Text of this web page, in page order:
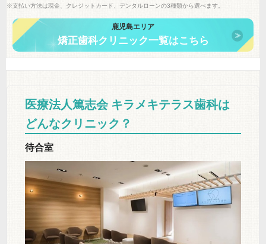
※支払い方法は現金、クレジットカード、デンタルローンの3種類から選べます。
鹿児島エリア
矯正歯科クリニック一覧はこちら
医療法人篤志会 キラメキテラス歯科は
どんなクリニック？
待合室